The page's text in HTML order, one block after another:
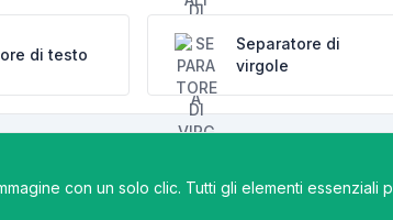
di testo
Separatore di
virgole
con un solo clic. Tutti gli elementi essenziali